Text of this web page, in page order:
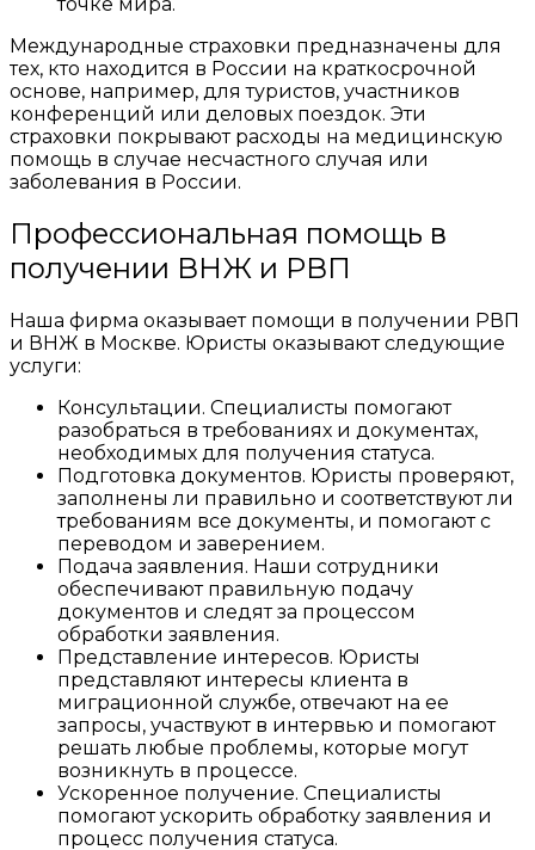
Международные страховки предназначены для
тех, кто находится в России на краткосрочной
основе, например, для туристов, участников
конференций или деловых поездок. Эти
страховки покрывают расходы на медицинскую
помощь в случае несчастного случая или
заболевания в России.
Профессиональная помощь в
получении ВНЖ и РВП
Наша фирма оказывает помощи в получении РВП
и ВНЖ в Москве. Юристы оказывают следующие
услуги:
Консультации. Специалисты помогают
разобраться в требованиях и документах,
необходимых для получения статуса.
Подготовка документов. Юристы проверяют,
заполнены ли правильно и соответствуют ли
требованиям все документы, и помогают с
переводом и заверением.
Подача заявления. Наши сотрудники
обеспечивают правильную подачу
документов и следят за процессом
обработки заявления.
Представление интересов. Юристы
представляют интересы клиента в
миграционной службе, отвечают на ее
запросы, участвуют в интервью и помогают
решать любые проблемы, которые могут
возникнуть в процессе.
Ускоренное получение. Специалисты
помогают ускорить обработку заявления и
процесс получения статуса.